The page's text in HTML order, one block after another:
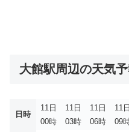
大館駅周辺の天気
日時
11日
00時
11日
03時
11日
06時
11日
09